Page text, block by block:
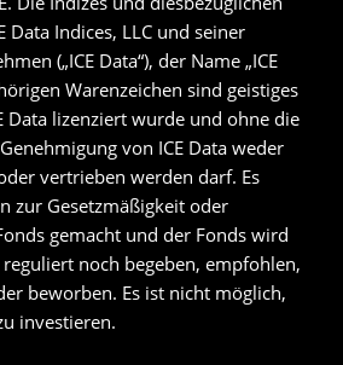
Data Indices, LLC und seiner
(„ICE Data“), der Name „ICE
Warenzeichen sind geistiges
Data lizenziert wurde und ohne die
von ICE Data weder
vertrieben werden darf. Es
zur Gesetzmäßigkeit oder
gemacht und der Fonds wird
noch begeben, empfohlen,
beworben. Es ist nicht möglich,
investieren.